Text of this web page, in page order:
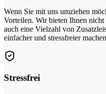
Wenn Sie mit uns umziehen
Vorteilen. Wir bieten Ihnen
auch eine Vielzahl von
einfacher und stressfreier
Stressfrei